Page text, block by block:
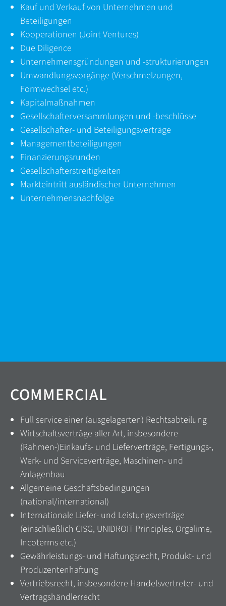
Kauf und Verkauf von Unternehmen und
Beteiligungen
Kooperationen (Joint Ventures)
Due Diligence
Unternehmensgründungen und -strukturierungen
Umwandlungsvorgänge (Verschmelzungen,
Formwechsel etc.)
Kapitalmaßnahmen
Gesellschafterversammlungen und -beschlüsse
Gesellschafter- und Beteiligungsverträge
Managementbeteiligungen
Finanzierungsrunden
Gesellschafterstreitigkeiten
Markteintritt ausländischer Unternehmen
Unternehmensnachfolge
COMMERCIAL
Full service einer (ausgelagerten) Rechtsabteilung
Wirtschaftsverträge aller Art, insbesondere
(Rahmen-)Einkaufs- und Lieferverträge, Fertigungs-,
Werk- und Serviceverträge, Maschinen- und
Anlagenbau
Allgemeine Geschäftsbedingungen
(national/international)
Internationale Liefer- und Leistungsverträge
(einschließlich CISG, UNIDROIT Principles, Orgalime,
Incoterms etc.)
Gewährleistungs- und Haftungsrecht, Produkt- und
Produzentenhaftung
Vertriebsrecht, insbesondere Handelsvertreter- und
Vertragshändlerrecht